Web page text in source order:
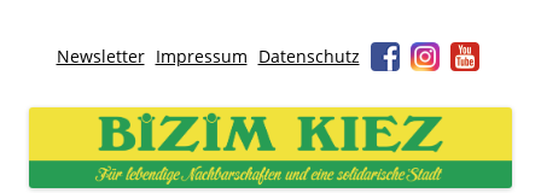
Newsletter Impressum Datenschutz
Bizim Kiez – Unser Kiez
Für lebendige Nachbarschaften und eine solidarische Stadt